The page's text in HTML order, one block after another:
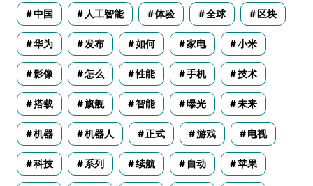
中国 人工智能 体验 全球 区块
华为 发布 如何 家电 小米
影像 怎么 性能 手机 技术
搭载 旗舰 智能 曝光 未来
机器 机器人 正式 游戏 电视
科技 系列 续航 自动 苹果